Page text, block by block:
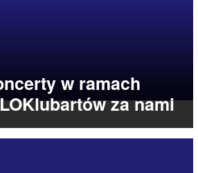
w ramach
za nami